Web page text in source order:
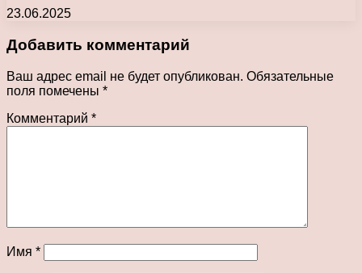
23.06.2025
Добавить комментарий
Ваш адрес email не будет опубликован. Обязательные
поля помечены *
Комментарий *
Имя *